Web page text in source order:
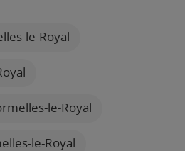
le-Royal
le-Royal
le-Royal